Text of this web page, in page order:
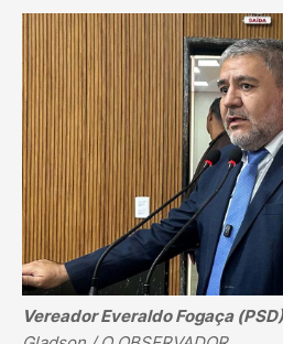
Vereador Everaldo Fogaça